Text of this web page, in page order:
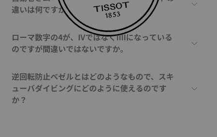
違いは何ですか？
ローマ数字の4が、IVではなくIIIIになっている
のですが間違いではないですか。
逆回転防止ベゼルとはどのようなもので、スキ
ューバダイビングにどのように使えるのです
か？